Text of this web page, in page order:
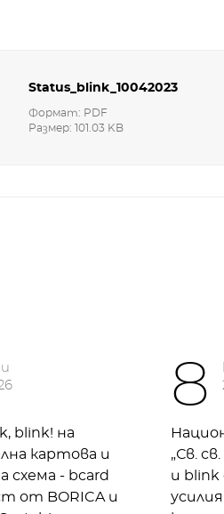
Status_blink_10042023
Формат: PDF
Размер: 101.03 KB
blink! на
картова и
схема - bcard
от BORICA и
8
„Св.
и blink